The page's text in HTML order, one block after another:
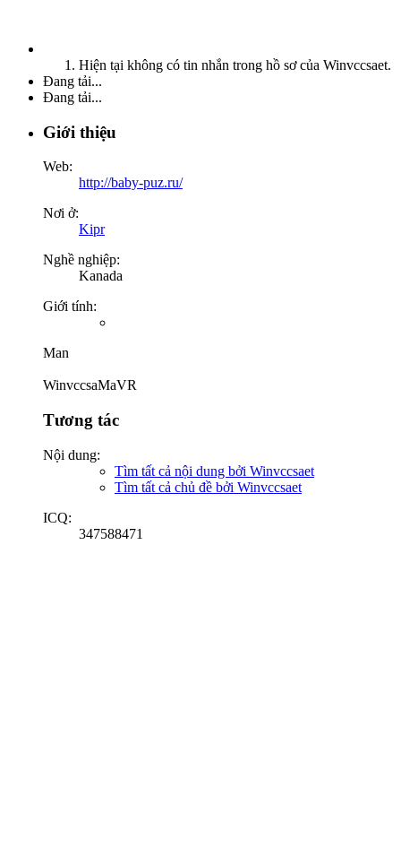
Hiện tại không có tin nhắn trong hồ sơ của Winvccsaet.
Đang tải...
Đang tải...
Giới thiệu
Web:
http://baby-puz.ru/
Nơi ở:
Kipr
Nghề nghiệp:
Kanada
Giới tính:
Man
WinvccsaMaVR
Tương tác
Nội dung:
Tìm tất cả nội dung bởi Winvccsaet
Tìm tất cả chủ đề bởi Winvccsaet
ICQ:
347588471